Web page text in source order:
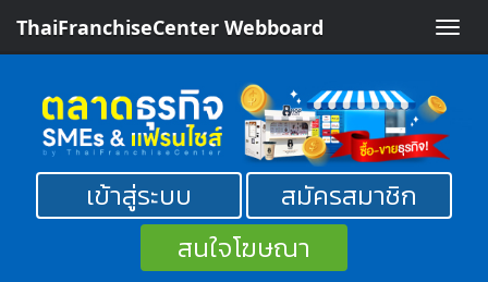
Toggle
ThaiFranchiseCenter Webboard
เข้าสู่ระบบ
สมัครสมาชิก
สนใจโฆษณา